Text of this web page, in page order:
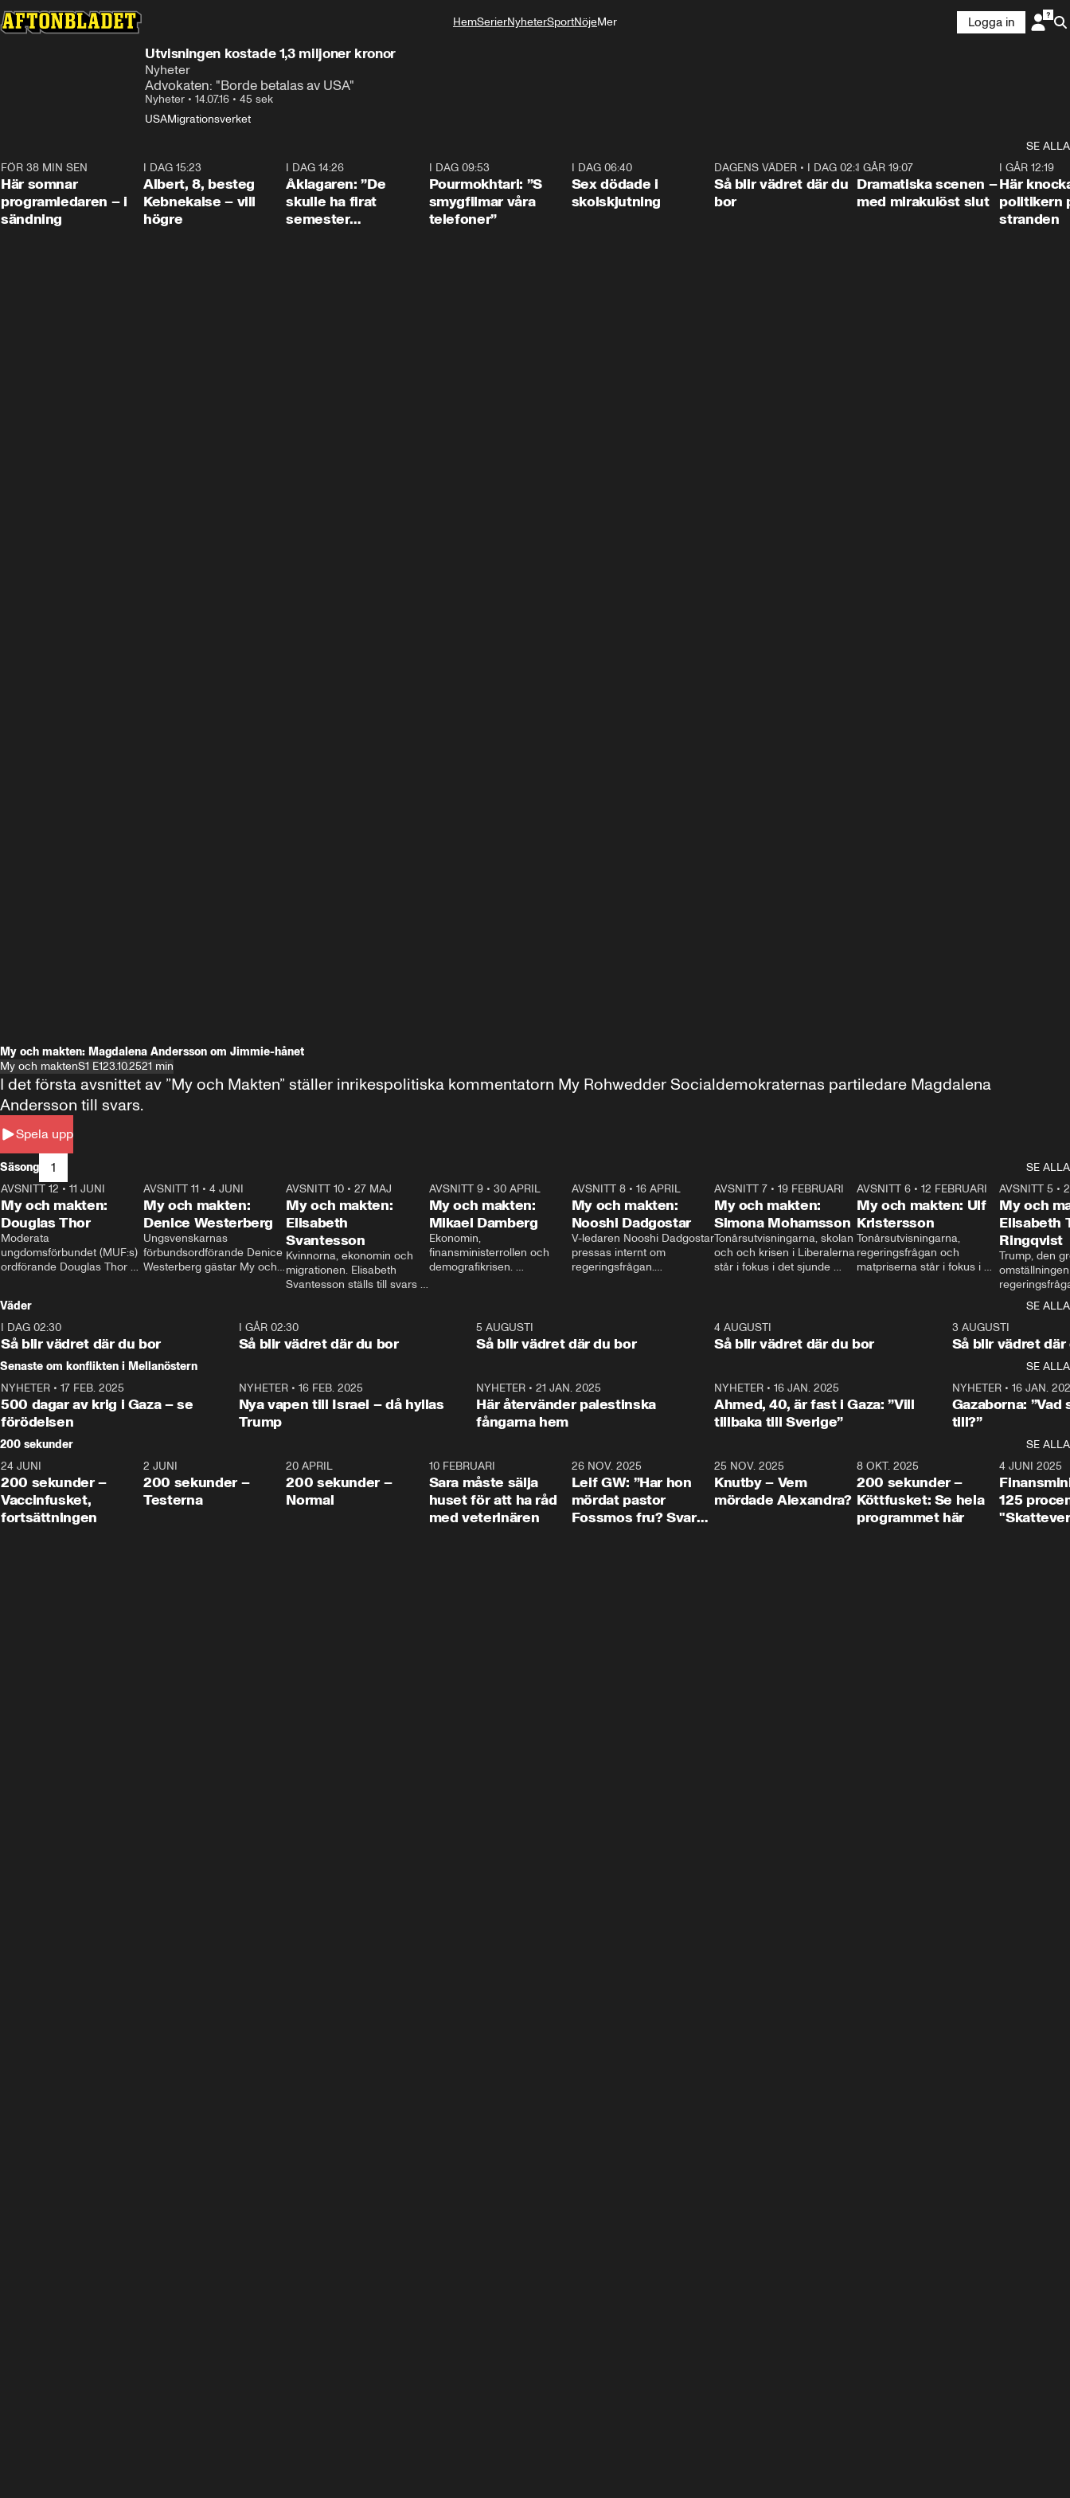
HemSerierNyheterSportNöjeMer
Logga in
Utvisningen kostade 1,3 miljoner kronor
Nyheter
Advokaten: "Borde betalas av USA"
Nyheter • 14.07.16 • 45 sek
USAMigrationsverket
SE ALLA
FÖR 38 MIN SEN
Här somnar
programledaren – i
sändning
I DAG 15:23
Albert, 8, besteg
Kebnekaise – vill
högre
I DAG 14:26
Åklagaren: ”De
skulle ha firat
semester
I DAG 09:53
Pourmokhtari: ”S
smygfilmar våra
telefoner”
I DAG 06:40
Sex dödade i
skolskjutning
1:06
DAGENS VÄDER• I DAG 02:30
Så blir vädret där du
bor
I GÅR 19:07
Dramatiska scenen –
med mirakulöst slut
I GÅR 12:19
Här
politikern
stranden
My och makten: Magdalena Andersson om Jimmie-hånet
My och maktenS1 E123.10.2521 min
Spela upp
I det första avsnittet av ”My och Makten” ställer inrikespolitiska kommentatorn My Rohwedder Socialdemokraternas partiledare Magdalena
Andersson till svars.
Säsong 1
SE ALLA
26:27
AVSNITT 12 • 11 JUNI
My och makten:
Douglas Thor
Moderata
ungdomsförbundet (MUF:s)
ordförande Douglas Thor
tonårsutvisningarna och hur
Moderaterna ska locka
väljare till valet i höst.
23:40
AVSNITT 11 •4 JUNI
My och makten:
Denice Westerberg
Ungsvenskarnas
förbundsordförande Denice
Westerberg gästar My och
AVSNITT 10 •27 MAJ
My och makten:
Elisabeth
Svantesson
Kvinnorna, ekonomin och
migrationen. Elisabeth
Svantesson ställs till svars
AVSNITT 9• 30 APRIL
My och makten:
Mikael Damberg
Ekonomin,
finansministerrollen och
demografikrisen.
och Makten.
AVSNITT 8• 16 APRIL
My och makten:
Nooshi Dadgostar
V-ledaren Nooshi Dadgostar
pressas internt om
regeringsfrågan.
– Vi ställer upp i val. Ska vi
vara med så sitter vi förstås
24:30
AVSNITT 7• 19 FEBRUARI
My och makten:
Simona Mohamsson
Tonårsutvisningarna, skolan
och och krisen i Liberalerna
står i fokus i det sjunde
kommentator My
Rohwedder ställer
utbildnings- och
Mohamsson till svars.
27:30
AVSNITT 6 •12 FEBRUARI
My och makten: Ulf
Kristersson
Tonårsutvisningarna,
regeringsfrågan och
matpriserna står i fokus i
Rohwedder ställer
statsminister Ulf Kristersson
AVSNITT 5 •
My och
Elisabeth
Ringqvist
Trump, den
centrum i
avsnittet av
Makten”. Se
Aftonbladets
Rohwedder
Thand Ring
Väder
SE ALLA
I DAG 02:30
Så blir vädret där du bor
1:06
I GÅR 02:30
Så blir vädret där du bor
5 AUGUSTI
Så blir vädret där du bor
4 AUGUSTI
Så blir vädret där du bor
3 AUGUSTI
Så blir vädret där
Senaste om konflikten i Mellanöstern
SE ALLA
NYHETER • 17 FEB. 2025
500 dagar av krig i Gaza – se
förödelsen
NYHETER• 16 FEB. 2025
Nya vapen till Israel – då hyllas
Trump
NYHETER •21 JAN. 2025
Här återvänder palestinska
fångarna hem
NYHETER• 16 JAN. 2025
Ahmed, 40, är fast i Gaza: ”Vill
tillbaka till Sverige”
NYHETER• 16 JAN.
Gazaborna:
till?”
200 sekunder
SE ALLA
5:00
24 JUNI
200 sekunder –
Vaccinfusket,
fortsättningen
4:23
2 JUNI
200 sekunder –
Testerna
20 APRIL
200 sekunder –
Normal
10 FEBRUARI
Sara måste sälja
huset för att ha råd
med veterinären
26 NOV. 2025
Leif GW: ”Har hon
mördat pastor
Fossmos fru? Svar
31:05
25 NOV. 2025
Knutby – Vem
mördade Alexandra?
4:29
8 OKT. 2025
200 sekunder –
Köttfusket: Se hela
programmet här
4 JUNI 2025
125